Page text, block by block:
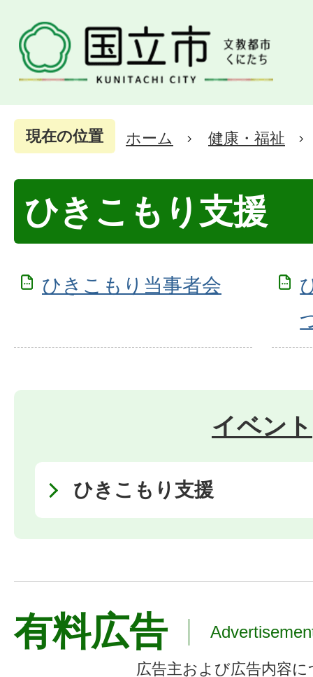
現在の位置 ホーム 健康・福祉
ひきこもり支援
ひきこもり当事者会
イベント
ひきこもり支援
有料広告
広告主および広告内容